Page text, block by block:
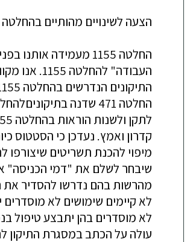
הצעה לשינויים מהותיים בהחלטה 1155 מאת: עו"ד אביגדור ליבוביץ
החלטה 1155 מעמידה
קדרון ואמץ. נעדכן כי הסטטוס
שיבחר לשלם את "דמי הכניסה"
מהרשות בהם נדרשו להסדיר את
לא קיימים שימושים לא
עולה על הכתב במסגרת התיקון